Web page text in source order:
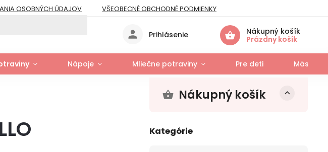
OSOBNÝCH ÚDAJOV
VŠEOBECNÉ OBCHODNÉ PODMIENKY
POUŽÍVANIA SÚBOROV COOKIES
Nákupný košík
Prázdny košík
Prihlásenie
Nápoje Mliečne potraviny Pre deti Mäso a
Nákupný košík
Kategórie